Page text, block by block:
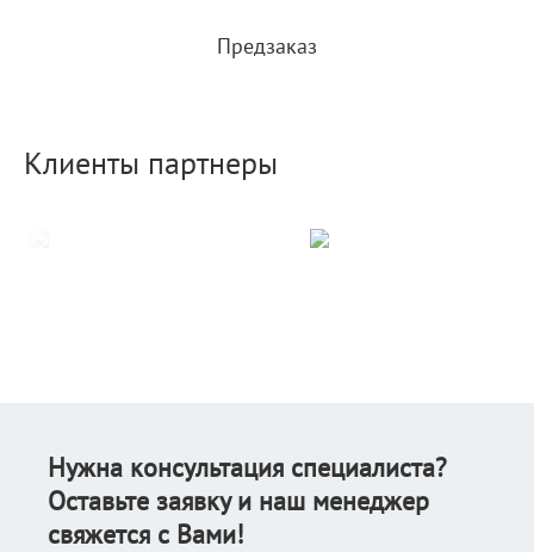
Предзаказ
Клиенты партнеры
Нужна консультация специалиста?
Оставьте заявку и наш менеджер
свяжется с Вами!